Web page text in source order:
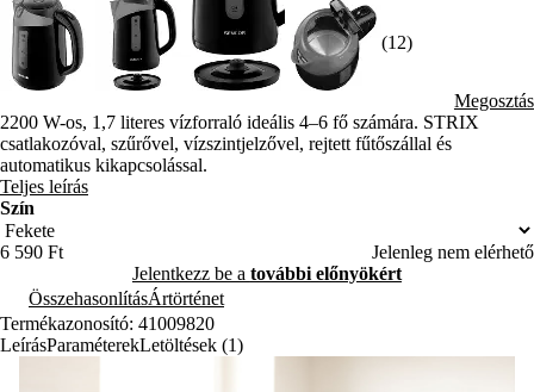
(12)
Megosztás
2200 W-os, 1,7 literes vízforraló ideális 4–6 fő számára. STRIX
csatlakozóval, szűrővel, vízszintjelzővel, rejtett fűtőszállal és
automatikus kikapcsolással.
Teljes leírás
Szín
6 590 Ft
Jelenleg nem elérhető
Jelentkezz be a további előnyökért
ÖsszehasonlításÁrtörténet
Termékazonosító: 41009820
LeírásParaméterekLetöltések (1)